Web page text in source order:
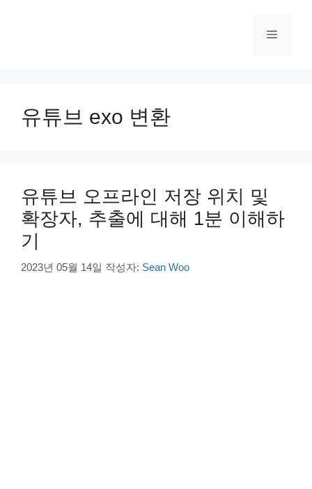
메
유튜브 exo 변환
유튜브 오프라인 저장 위치 및
확장자, 추출에 대해 1분 이해하
기
2023년 05월 14일 작성자: Sean Woo